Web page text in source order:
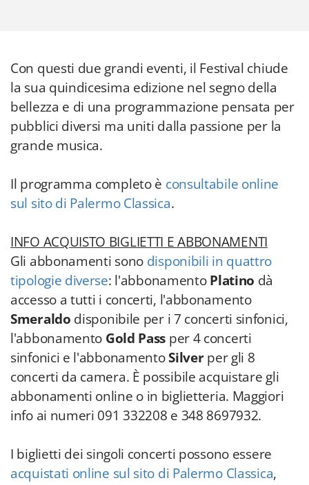
grande musica.
Il programma completo èconsultabile online
sul sito di Palermo Classica.
Gli abbonamenti sonodisponibili in quattro
tipologie diverse: l'abbonamento
Smeraldodisponibile per i 7 concerti sinfonici,
l'abbonamentoGold Passper 4 concerti
sinfonici e l'abbonamentoSilverper gli 8
concerti da camera. È possibile acquistare gli
abbonamenti online o in biglietteria. Maggiori
info ai numeri 091 332208 e 348 8697932.
I biglietti dei singoli concerti possono essere
acquistati online sul sito di Palermo Classica,
tramite la piattaforma Tickettando oppure
Palermo Classica (in via Paolo Paternostro, 94 -
Telefono091 332208– Cellulare348 8697932